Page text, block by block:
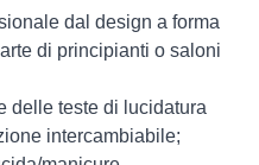
dal design a forma
di principianti o saloni
delle teste di lucidatura
intercambiabile;